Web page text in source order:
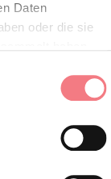
Daten
oder die sie